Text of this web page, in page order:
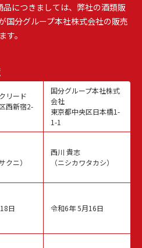
につきましては、弊社の酒類販
国分グループ本社株式会社の販売
。
リード
西新宿2-
クニ）
日
国分グループ本社株式
会社
東京都中央区日本橋1-
1-1
西川 貴志
（ニシカワタカシ）
令和6年 5月16日